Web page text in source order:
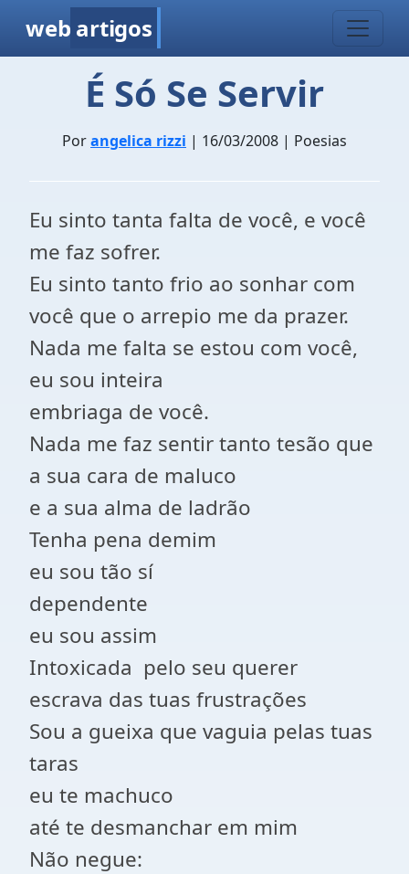
web artigos
É Só Se Servir
Porangelica rizzi | 16/03/2008 | Poesias
Eu sinto tanta falta de você, e você
me faz sofrer.
Eu sinto tanto frio ao sonhar com
você que o arrepio me da prazer.
Nada me falta se estou com você,
eu sou inteira
embriaga de você.
Nada me faz sentir tanto tesão que
a sua cara de maluco
e a sua alma de ladrão
Tenha pena demim
eu sou tão sí
dependente
eu sou assim
Intoxicada pelo seu querer
escrava das tuas frustrações
Sou a gueixa que vaguia pelas tuas
taras
eu te machuco
até te desmanchar em mim
Não negue: